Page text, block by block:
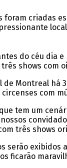
foram criadas
do céu dia
shows com
de Montreal
circenses com
tem um
três shows
serão
ficarão